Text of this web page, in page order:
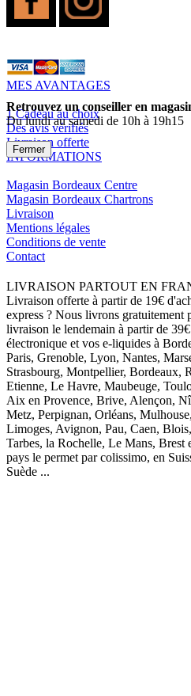
MES AVANTAGES
1 Cadeau au choix
Des avis vérifiés
Livraison offerte
INFORMATIONS
Magasin Bordeaux Centre
Magasin Bordeaux Chartrons
Livraison
Mentions légales
Conditions de vente
Contact
LIVRAISON PARTOUT EN
Livraison offerte à partir de 19€
express ? Nous livrons gratuitement
livraison le lendemain à partir de
électronique et vos e-liquides à
Paris, Grenoble, Lyon, Nantes,
Strasbourg, Montpellier, Bordeaux,
Etienne, Le Havre, Maubeuge,
Aix en Provence, Brive, Alençon,
Metz, Perpignan, Orléans,
Limoges, Avignon, Pau, Caen,
Tarbes, la Rochelle, Le Mans, Brest
pays le permet par colissimo, en
Suède ...
Retrouvez un conseiller en
Du lundi au samedi de 10h à 19h15
Fermer